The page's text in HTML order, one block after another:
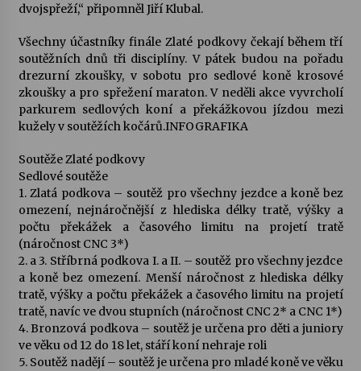
dvojspřeží,“ připomněl Jiří Klubal.
Všechny účastníky finále Zlaté podkovy čekají během tří
soutěžních dnů tři disciplíny. V pátek budou na pořadu
drezurní zkoušky, v sobotu pro sedlové koně krosové
zkoušky a pro spřežení maraton. V neděli akce vyvrcholí
parkurem sedlových koní a překážkovou jízdou mezi
kužely v soutěžích kočárů.INFOGRAFIKA
Soutěže Zlaté podkovy
Sedlové soutěže
1. Zlatá podkova – soutěž pro všechny jezdce a koně bez
omezení, nejnáročnější z hlediska délky tratě, výšky a
počtu překážek a časového limitu na projetí tratě
(náročnost CNC 3*)
2. a 3. Stříbrná podkova I. a II. – soutěž pro všechny jezdce
a koně bez omezení. Menší náročnost z hlediska délky
tratě, výšky a počtu překážek a časového limitu na projetí
tratě, navíc ve dvou stupních (náročnost CNC 2* a CNC 1*)
4. Bronzová podkova – soutěž je určena pro děti a juniory
ve věku od 12 do 18 let, stáří koní nehraje roli
5. Soutěž nadějí – soutěž je určena pro mladé koně ve věku